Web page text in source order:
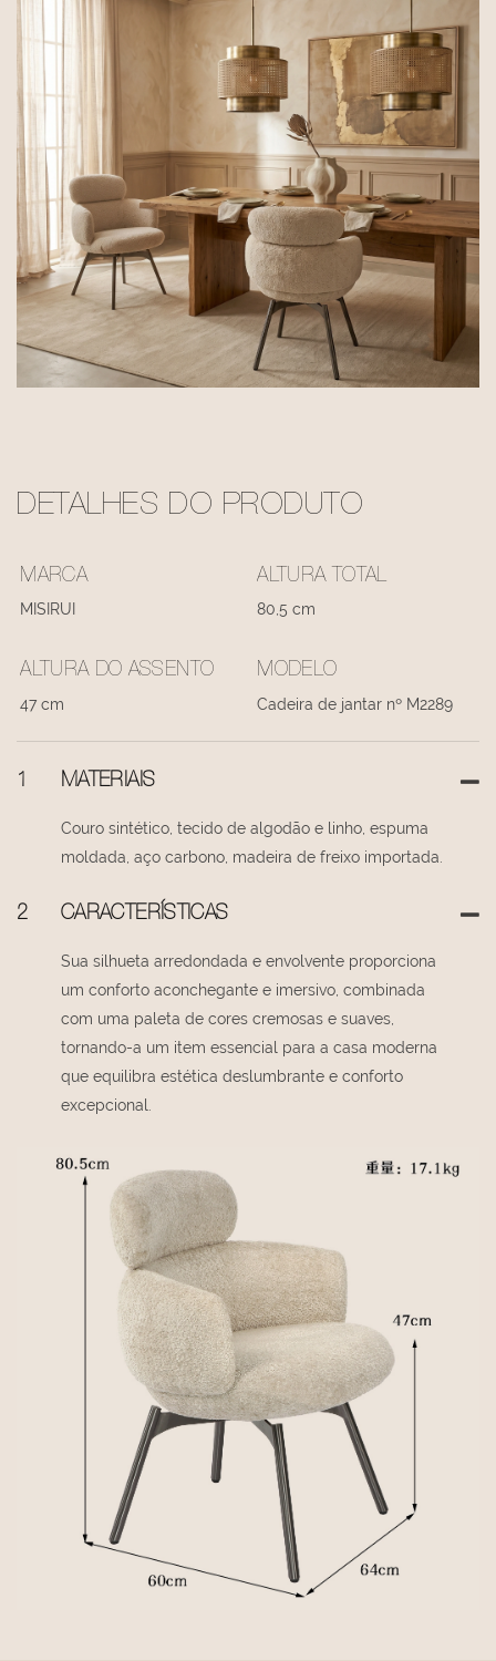
DETALHES DO PRODUTO
MARCA
MISIRUI
ALTURA TOTAL
80,5 cm
ALTURA DO ASSENTO
47 cm
MODELO
Cadeira de jantar nº M2289
1 MATERIAIS
Couro sintético, tecido de algodão e linho, espuma
moldada, aço carbono, madeira de freixo importada.
2 CARACTERÍSTICAS
Sua silhueta arredondada e envolvente proporciona
um conforto aconchegante e imersivo, combinada
com uma paleta de cores cremosas e suaves,
tornando-a um item essencial para a casa moderna
que equilibra estética deslumbrante e conforto
excepcional.